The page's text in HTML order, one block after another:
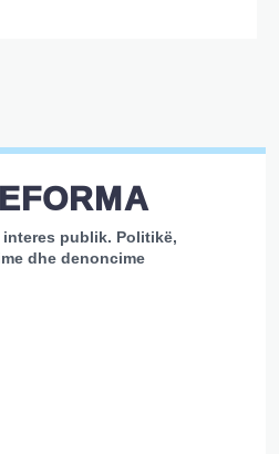
publik. Politikë,
dhe denoncime